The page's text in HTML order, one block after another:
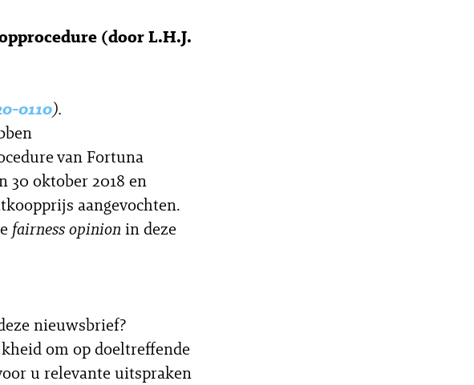
(door L.H.J.
0110).
van Fortuna
30 oktober 2018 en
aangevochten.
fairness opinionin deze
nieuwsbrief?
om op doeltreffende
u relevante uitspraken